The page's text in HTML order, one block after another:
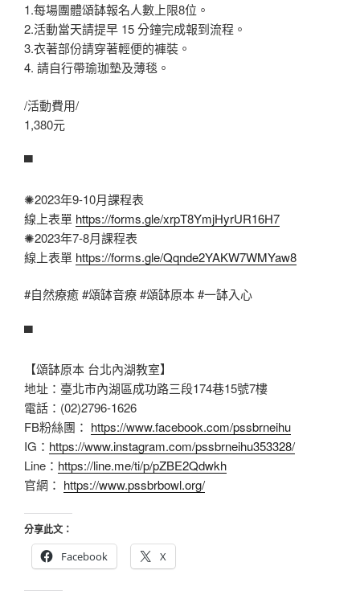
1.每場團體頌缽報名人數上限8位。
2.活動當天請提早 15 分鐘完成報到流程。
3.衣著部份請穿著輕便的褲裝。
4. 請自行帶瑜珈墊及薄毯。
/活動費用/
1,380元
▀
✺2023年9-10月課程表
線上表單 https://forms.gle/xrpT8YmjHyrUR16H7
✺2023年7-8月課程表
線上表單 https://forms.gle/Qqnde2YAKW7WMYaw8
#自然療癒#頌缽音療#頌缽原本#一缽入心
▀
【頌缽原本 台北內湖教室】
地址：臺北市內湖區成功路三段174巷15號7樓
電話：(02)2796-1626
FB粉絲團： https://www.facebook.com/pssbrneihu
IG： https://www.instagram.com/pssbrneihu353328/
Line： https://line.me/ti/p/pZBE2Qdwkh
官網： https://www.pssbrbowl.org/
分享此文：
Facebook
X